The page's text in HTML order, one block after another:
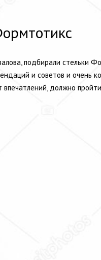
подбирали стельки
и советов и очень
должно